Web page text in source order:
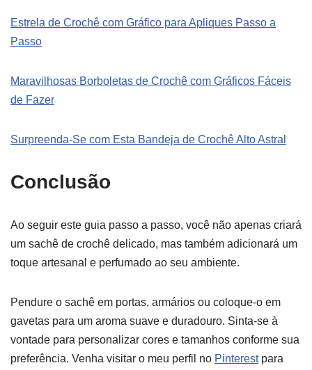
Estrela de Crochê com Gráfico para Apliques Passo a
Passo
Maravilhosas Borboletas de Crochê com Gráficos Fáceis
de Fazer
Surpreenda-Se com Esta Bandeja de Crochê Alto Astral
Conclusão
Ao seguir este guia passo a passo, você não apenas criará
um sachê de crochê delicado, mas também adicionará um
toque artesanal e perfumado ao seu ambiente.
Pendure o sachê em portas, armários ou coloque-o em
gavetas para um aroma suave e duradouro. Sinta-se à
vontade para personalizar cores e tamanhos conforme sua
preferência. Venha visitar o meu perfil no Pinterestpara